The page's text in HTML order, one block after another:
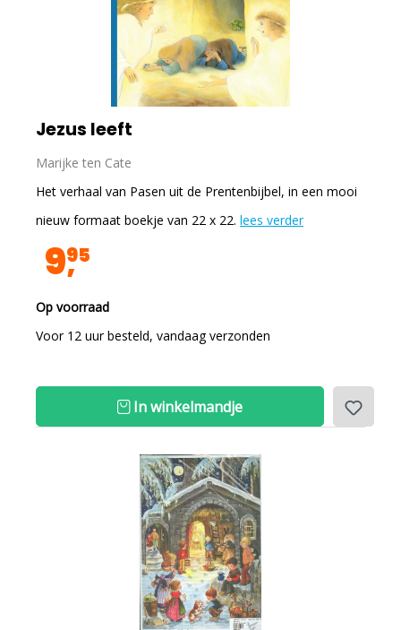
Jezus leeft
Marijke ten Cate
Het verhaal van Pasen uit de Prentenbijbel, in een mooi
nieuw formaat boekje van 22 x 22. lees verder
995
Op voorraad
Voor 12 uur besteld, vandaag verzonden
In winkelmandje